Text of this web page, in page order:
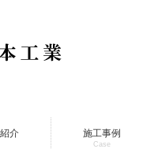
介 施工事例
Case